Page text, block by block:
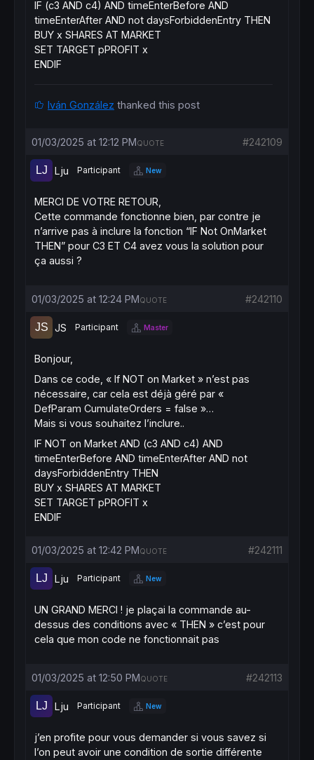
IF (c3 AND c4) AND timeEnterBefore AND
timeEnterAfter AND not daysForbiddenEntry THEN
BUY x SHARES AT MARKET
SET TARGET pPROFIT x
ENDIF
Iván González thanked this post
01/03/2025 at 12:12 PM #242109
QUOTE
Lju Participant New
MERCI DE VOTRE RETOUR,
Cette commande fonctionne bien, par contre je
n’arrive pas à inclure la fonction “IF Not OnMarket
THEN” pour C3 ET C4 avez vous la solution pour
ça aussi ?
01/03/2025 at 12:24 PM #242110
QUOTE
JS Participant Master
Bonjour,
Dans ce code, « If NOT on Market » n’est pas
nécessaire, car cela est déjà géré par «
DefParam CumulateOrders = false »…
Mais si vous souhaitez l’inclure..
IF NOT on Market AND (c3 AND c4) AND
timeEnterBefore AND timeEnterAfter AND not
daysForbiddenEntry THEN
BUY x SHARES AT MARKET
SET TARGET pPROFIT x
ENDIF
01/03/2025 at 12:42 PM #242111
QUOTE
Lju Participant New
UN GRAND MERCI ! je plaçai la commande au-
dessus des conditions avec « THEN » c’est pour
cela que mon code ne fonctionnait pas
01/03/2025 at 12:50 PM #242113
QUOTE
Lju Participant New
j’en profite pour vous demander si vous savez si
l’on peut avoir une condition de sortie différente